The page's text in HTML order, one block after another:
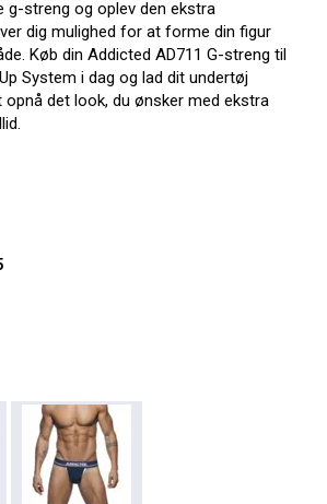
g-streng og oplev den ekstra
dig mulighed for at forme din figur
Køb din Addicted AD711 G-streng til
System i dag og lad dit undertøj
det look, du ønsker med ekstra